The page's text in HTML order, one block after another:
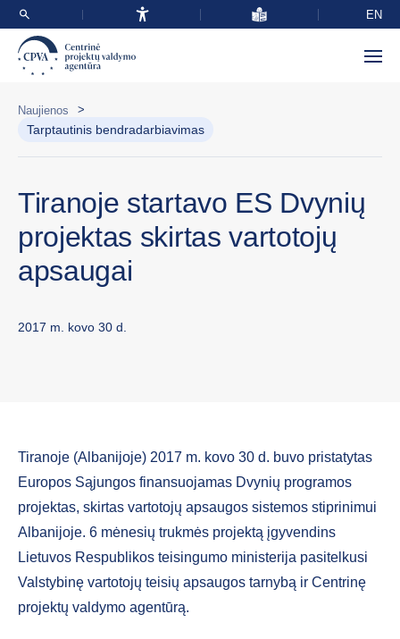
EN
Naujienos >
Tarptautinis bendradarbiavimas
Tiranoje startavo ES Dvynių
projektas skirtas vartotojų
apsaugai
2017 m. kovo 30 d.
Tiranoje (Albanijoje) 2017 m. kovo 30 d. buvo pristatytas
Europos Sąjungos finansuojamas Dvynių programos
projektas, skirtas vartotojų apsaugos sistemos stiprinimui
Albanijoje. 6 mėnesių trukmės projektą įgyvendins
Lietuvos Respublikos teisingumo ministerija pasitelkusi
Valstybinę vartotojų teisių apsaugos tarnybą ir Centrinę
projektų valdymo agentūrą.